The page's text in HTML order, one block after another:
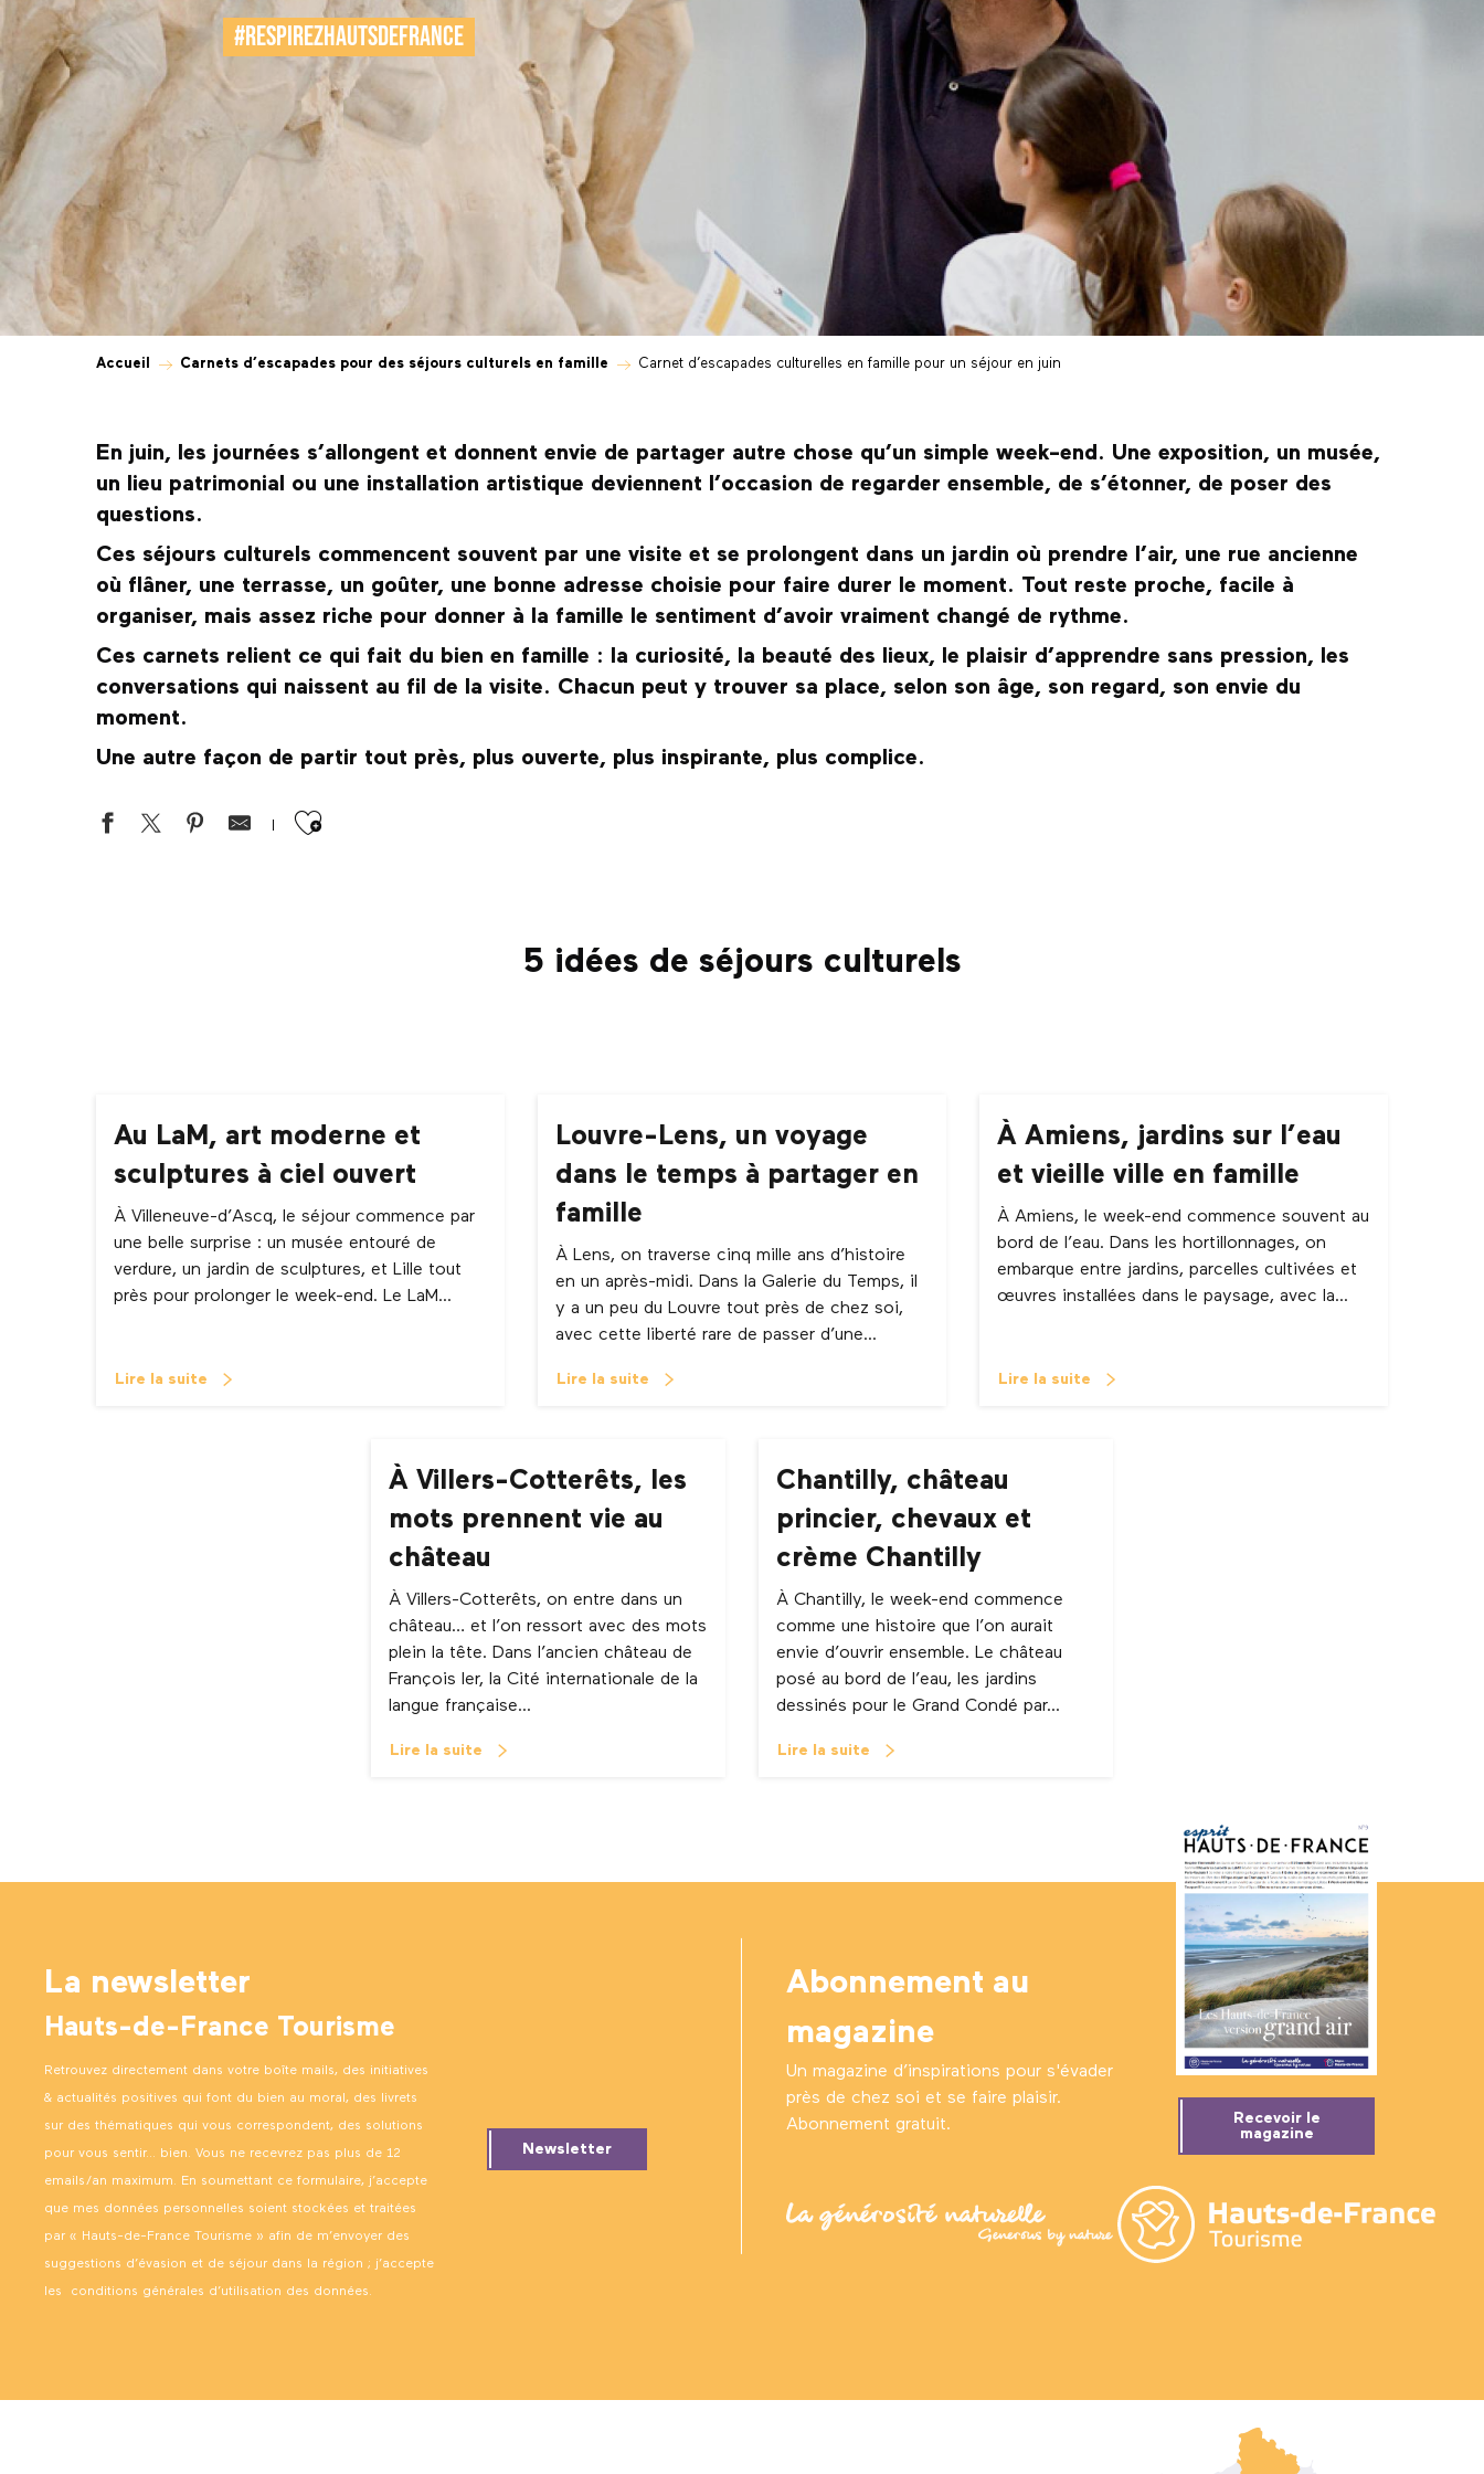
#RespirezHautsdeFrance
Accueil Carnets d’escapades pour des séjours culturels en famille Carnet d’escapades culturelles en famille pour un séjour en juin
En juin, les journées s’allongent et donnent envie de partager autre chose qu’un simple week-end. Une exposition, un musée,
un lieu patrimonial ou une installation artistique deviennent l’occasion de regarder ensemble, de s’étonner, de poser des
questions.
Ces séjours culturels commencent souvent par une visite et se prolongent dans un jardin où prendre l’air, une rue ancienne
où flâner, une terrasse, un goûter, une bonne adresse choisie pour faire durer le moment. Tout reste proche, facile à
organiser, mais assez riche pour donner à la famille le sentiment d’avoir vraiment changé de rythme.
Ces carnets relient ce qui fait du bien en famille : la curiosité, la beauté des lieux, le plaisir d’apprendre sans pression, les
conversations qui naissent au fil de la visite. Chacun peut y trouver sa place, selon son âge, son regard, son envie du
moment.
Une autre façon de partir tout près, plus ouverte, plus inspirante, plus complice.
Ajouter aux favoris
5 idées de séjours culturels
Au LaM, art moderne et
sculptures à ciel ouvert
À Villeneuve-d’Ascq, le séjour commence par
une belle surprise : un musée entouré de
verdure, un jardin de sculptures, et Lille tout
près pour prolonger le week-end. Le LaM...
Lire la suite
Louvre-Lens, un voyage
dans le temps à partager en
famille
À Lens, on traverse cinq mille ans d’histoire
en un après-midi. Dans la Galerie du Temps, il
y a un peu du Louvre tout près de chez soi,
avec cette liberté rare de passer d’une...
Lire la suite
À Amiens, jardins sur l’eau
et vieille ville en famille
À Amiens, le week-end commence souvent au
bord de l’eau. Dans les hortillonnages, on
embarque entre jardins, parcelles cultivées et
œuvres installées dans le paysage, avec la...
Lire la suite
À Villers-Cotterêts, les
mots prennent vie au
château
À Villers-Cotterêts, on entre dans un
château… et l’on ressort avec des mots
plein la tête. Dans l’ancien château de
François Ier, la Cité internationale de la
langue française...
Lire la suite
Chantilly, château
princier, chevaux et
crème Chantilly
À Chantilly, le week-end commence
comme une histoire que l’on aurait
envie d’ouvrir ensemble. Le château
posé au bord de l’eau, les jardins
dessinés pour le Grand Condé par...
Lire la suite
La newsletter
Hauts-de-France Tourisme
Retrouvez directement dans votre boîte mails, des initiatives
& actualités positives qui font du bien au moral, des livrets
sur des thématiques qui vous correspondent, des solutions
pour vous sentir… bien. Vous ne recevrez pas plus de 12
emails/an maximum. En soumettant ce formulaire, j’accepte
que mes données personnelles soient stockées et traitées
par « Hauts-de-France Tourisme » afin de m’envoyer des
suggestions d’évasion et de séjour dans la région ; j’accepte
les conditions générales d’utilisation des données.
Newsletter
Abonnement au
magazine
Un magazine d’inspirations pour s'évader
près de chez soi et se faire plaisir.
Abonnement gratuit.
Recevoir le
magazine